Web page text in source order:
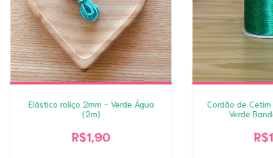
Elástico roliço 2mm - Verde Água
(2m)
R$1,90
Cordão de
Verde